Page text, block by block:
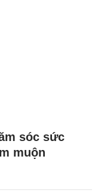
sóc sức
muộn